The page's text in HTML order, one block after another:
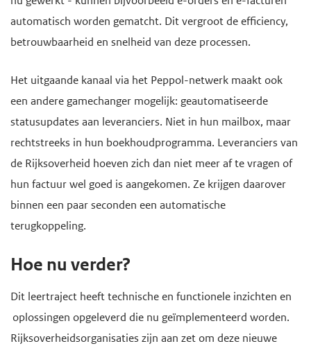
automatisch worden gematcht. Dit vergroot de efficiency,
betrouwbaarheid en snelheid van deze processen.
Het uitgaande kanaal via het Peppol-netwerk maakt ook
een andere gamechanger mogelijk: geautomatiseerde
statusupdates aan leveranciers. Niet in hun mailbox, maar
rechtstreeks in hun boekhoudprogramma. Leveranciers van
de Rijksoverheid hoeven zich dan niet meer af te vragen of
hun factuur wel goed is aangekomen. Ze krijgen daarover
binnen een paar seconden een automatische
terugkoppeling.
Hoe nu verder?
Dit leertraject heeft technische en functionele inzichten en
oplossingen opgeleverd die nu geïmplementeerd worden.
Rijksoverheidsorganisaties zijn aan zet om deze nieuwe